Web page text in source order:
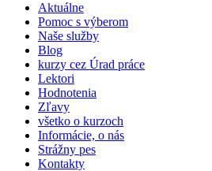
Aktuálne
Pomoc s výberom
Naše služby
Blog
kurzy cez Úrad práce
Lektori
Hodnotenia
Zľavy
všetko o kurzoch
Informácie, o nás
Strážny pes
Kontakty